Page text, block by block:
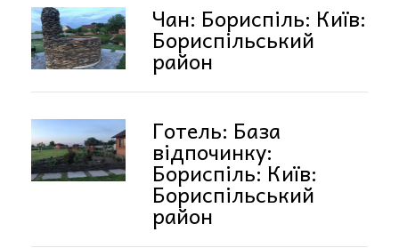
Чан: Бориспіль: Київ:
Бориспільський
район
Готель: База
відпочинку:
Бориспіль: Київ:
Бориспільський
район